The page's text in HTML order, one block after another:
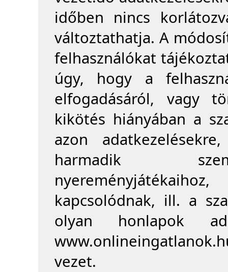
időben nincs
változtathatja. A
felhasználókat
úgy, hogy a
elfogadásáról, vagy
kikötés hiányában a
azon
harmadik
kapcsolódnak, ill. a
olyan honlapok
vezet.